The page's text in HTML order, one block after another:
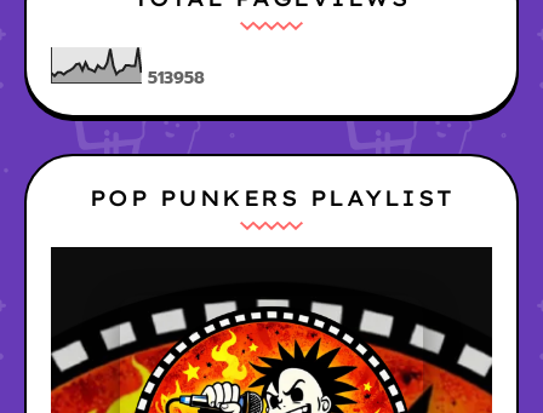
513958
POP PUNKERS PLAYLIST